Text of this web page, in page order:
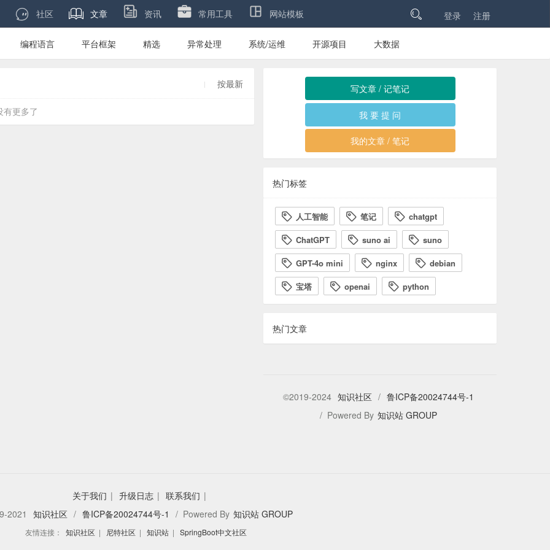
社区  文章 资讯 常用工具 网站模板  登录 注册
编程语言 平台框架 精选 异常处理 系统/运维 开源项目 大数据
按最新
有更多了
写文章 / 记笔记
我 要 提 问
我的文章 / 笔记
热门标签
 人工智能  笔记  chatgpt
 ChatGPT  suno ai  suno
 GPT-4o mini  nginx  debian
 宝塔  openai  python
热门文章
©2019-2024 知识社区 / 鲁ICP备20024744号-1
/ Powered By 知识站 GROUP
关于我们 | 升级日志 | 联系我们 |
2021
知识社区 / 鲁ICP备20024744号-1 / Powered By 知识站 GROUP
友情连接： 知识社区 | 尼特社区 | 知识站 | SpringBoot中文社区